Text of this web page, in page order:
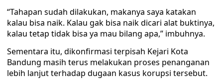
“Tahapan sudah dilakukan, makanya saya katakan
kalau bisa naik. Kalau gak bisa naik dicari alat buktinya,
kalau tetap tidak bisa ya mau bilang apa,” imbuhnya.
Sementara itu, dikonfirmasi terpisah Kejari Kota
Bandung masih terus melakukan proses penanganan
lebih lanjut terhadap dugaan kasus korupsi tersebut.